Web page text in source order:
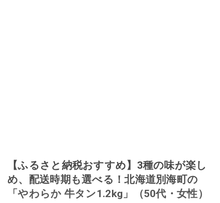
【ふるさと納税おすすめ】3種の味が楽し
め、配送時期も選べる！北海道別海町の
「やわらか 牛タン1.2kg」（50代・女性）